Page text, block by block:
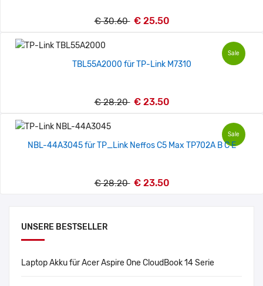
UNSERE BESTSELLER
Laptop Akku für Acer Aspire One CloudBook 14 Serie
€ 30.60 € 25.50
Sale
TBL55A2000 für TP-Link M7310
€ 28.20 € 23.50
Sale
NBL-44A3045 für TP_Link Neffos C5 Max TP702A B C E
€ 28.20 € 23.50